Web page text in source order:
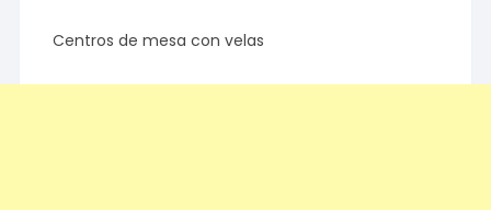
Centros de mesa con velas